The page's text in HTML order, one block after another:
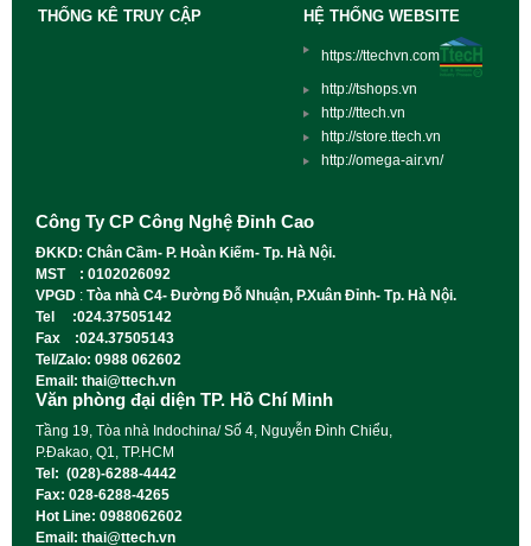
THỐNG KÊ TRUY CẬP HỆ THỐNG WEBSITE
https://ttechvn.com
http://tshops.vn
http://ttech.vn
http://store.ttech.vn
http://omega-air.vn/
Công Ty CP Công Nghệ Đỉnh Cao
ĐKKD: Chân Cầm- P. Hoàn Kiếm- Tp. Hà Nội.
MST : 0102026092
VPGD : Tòa nhà C4- Đường Đỗ Nhuận, P.Xuân Đỉnh- Tp. Hà Nội.
Tel :024.37505142
Fax :024.37505143
Tel/Zalo: 0988 062602
Email: thai@ttech.vn
Văn phòng đại diện TP. Hồ Chí Minh
Tầng 19, Tòa nhà Indochina/ Số 4, Nguyễn Đình Chiểu,
P.Đakao, Q1, TP.HCM
Tel: (028)-6288-4442
Fax: 028-6288-4265
Hot Line: 0988062602
Email: thai@ttech.vn